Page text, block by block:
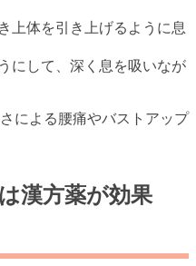
上体を引き上げるように息
にして、深く息を吸いなが
による腰痛やバストアップ
漢方薬が効果